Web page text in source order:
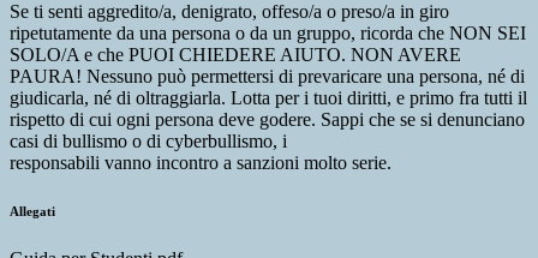
Se ti senti aggredito/a, denigrato, offeso/a o preso/a in giro
ripetutamente da una persona o da un gruppo, ricorda che NON SEI
SOLO/A e che PUOI CHIEDERE AIUTO. NON AVERE
PAURA! Nessuno può permettersi di prevaricare una persona, né di
giudicarla, né di oltraggiarla. Lotta per i tuoi diritti, e primo fra tutti il
rispetto di cui ogni persona deve godere. Sappi che se si denunciano
casi di bullismo o di cyberbullismo, i
responsabili vanno incontro a sanzioni molto serie.
Allegati